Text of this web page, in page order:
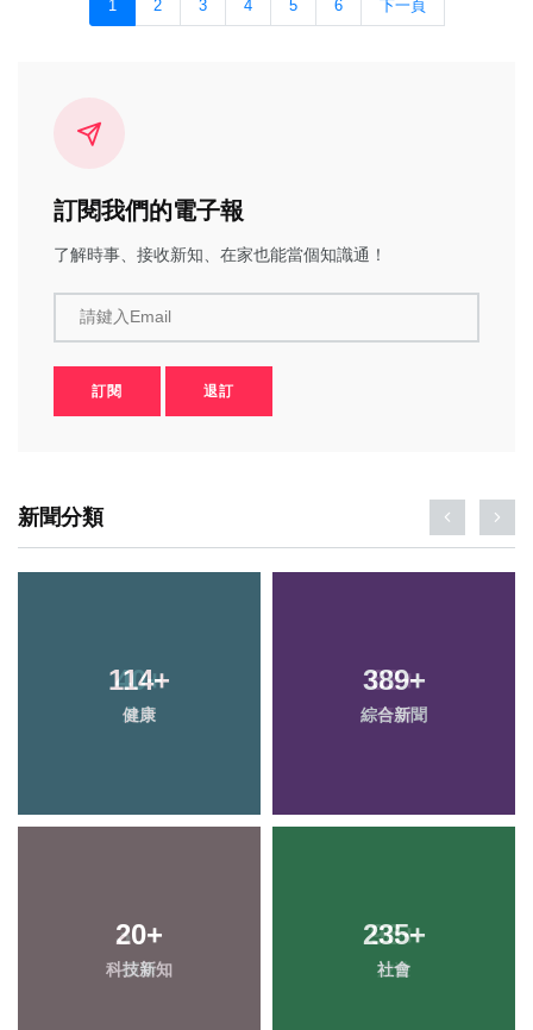
1 2 3 4 5 6 下一頁
訂閱我們的電子報
了解時事、接收新知、在家也能當個知識通！
請鍵入Email
訂閱 退訂
新聞分類
114+
健康
389+
綜合新聞
20+
科技新知
235+
社會